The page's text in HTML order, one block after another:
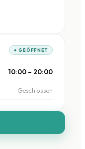
● GEÖFFNET
10:00 – 20:00
Geschlossen